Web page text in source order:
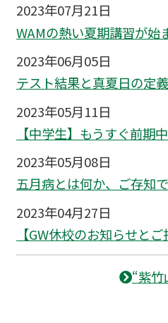
2023年07月21日
WAMの熱い夏期講習が始
2023年06月05日
テスト結果と真夏日の定
2023年05月11日
【中学生】もうすぐ前期
2023年05月08日
五月病とは何か、ご存知
2023年04月27日
【GW休校のお知らせとご
“紫